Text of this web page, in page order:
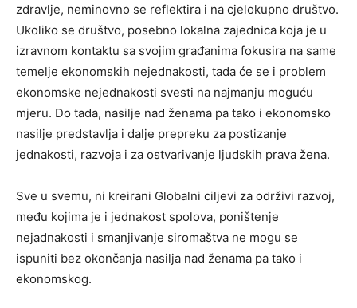
zdravlje, neminovno se reflektira i na cjelokupno društvo.
Ukoliko se društvo, posebno lokalna zajednica koja je u
izravnom kontaktu sa svojim građanima fokusira na same
temelje ekonomskih nejednakosti, tada će se i problem
ekonomske nejednakosti svesti na najmanju moguću
mjeru. Do tada, nasilje nad ženama pa tako i ekonomsko
nasilje predstavlja i dalje prepreku za postizanje
jednakosti, razvoja i za ostvarivanje ljudskih prava žena.
Sve u svemu, ni kreirani Globalni ciljevi za održivi razvoj,
među kojima je i jednakost spolova, poništenje
nejadnakosti i smanjivanje siromaštva ne mogu se
ispuniti bez okončanja nasilja nad ženama pa tako i
ekonomskog.